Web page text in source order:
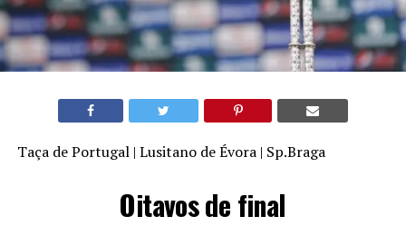
Taça de Portugal | Lusitano de Évora | Sp.Braga
Oitavos de final